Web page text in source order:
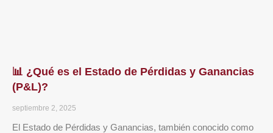
📊 ¿Qué es el Estado de Pérdidas y Ganancias
(P&L)?
septiembre 2, 2025
El Estado de Pérdidas y Ganancias, también conocido como